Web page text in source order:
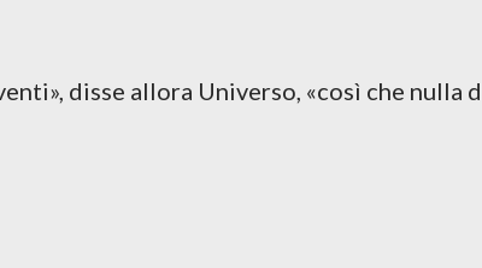
disse allora Universo, «così che nulla